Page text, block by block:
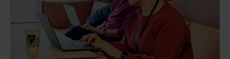
Digia yrityksenä
Sijoittajille